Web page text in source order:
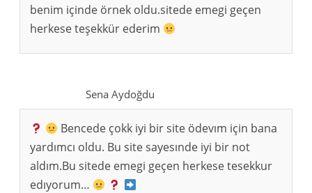
benim içinde örnek oldu.sitede emegi geçen
herkese teşekkür ederim
Sena Aydoğdu
Bencede çokk iyi bir site ödevım için bana
yardımcı oldu. Bu site sayesınde iyi bir not
aldım.Bu sitede emegi geçen herkese tesekkur
edıyorum…